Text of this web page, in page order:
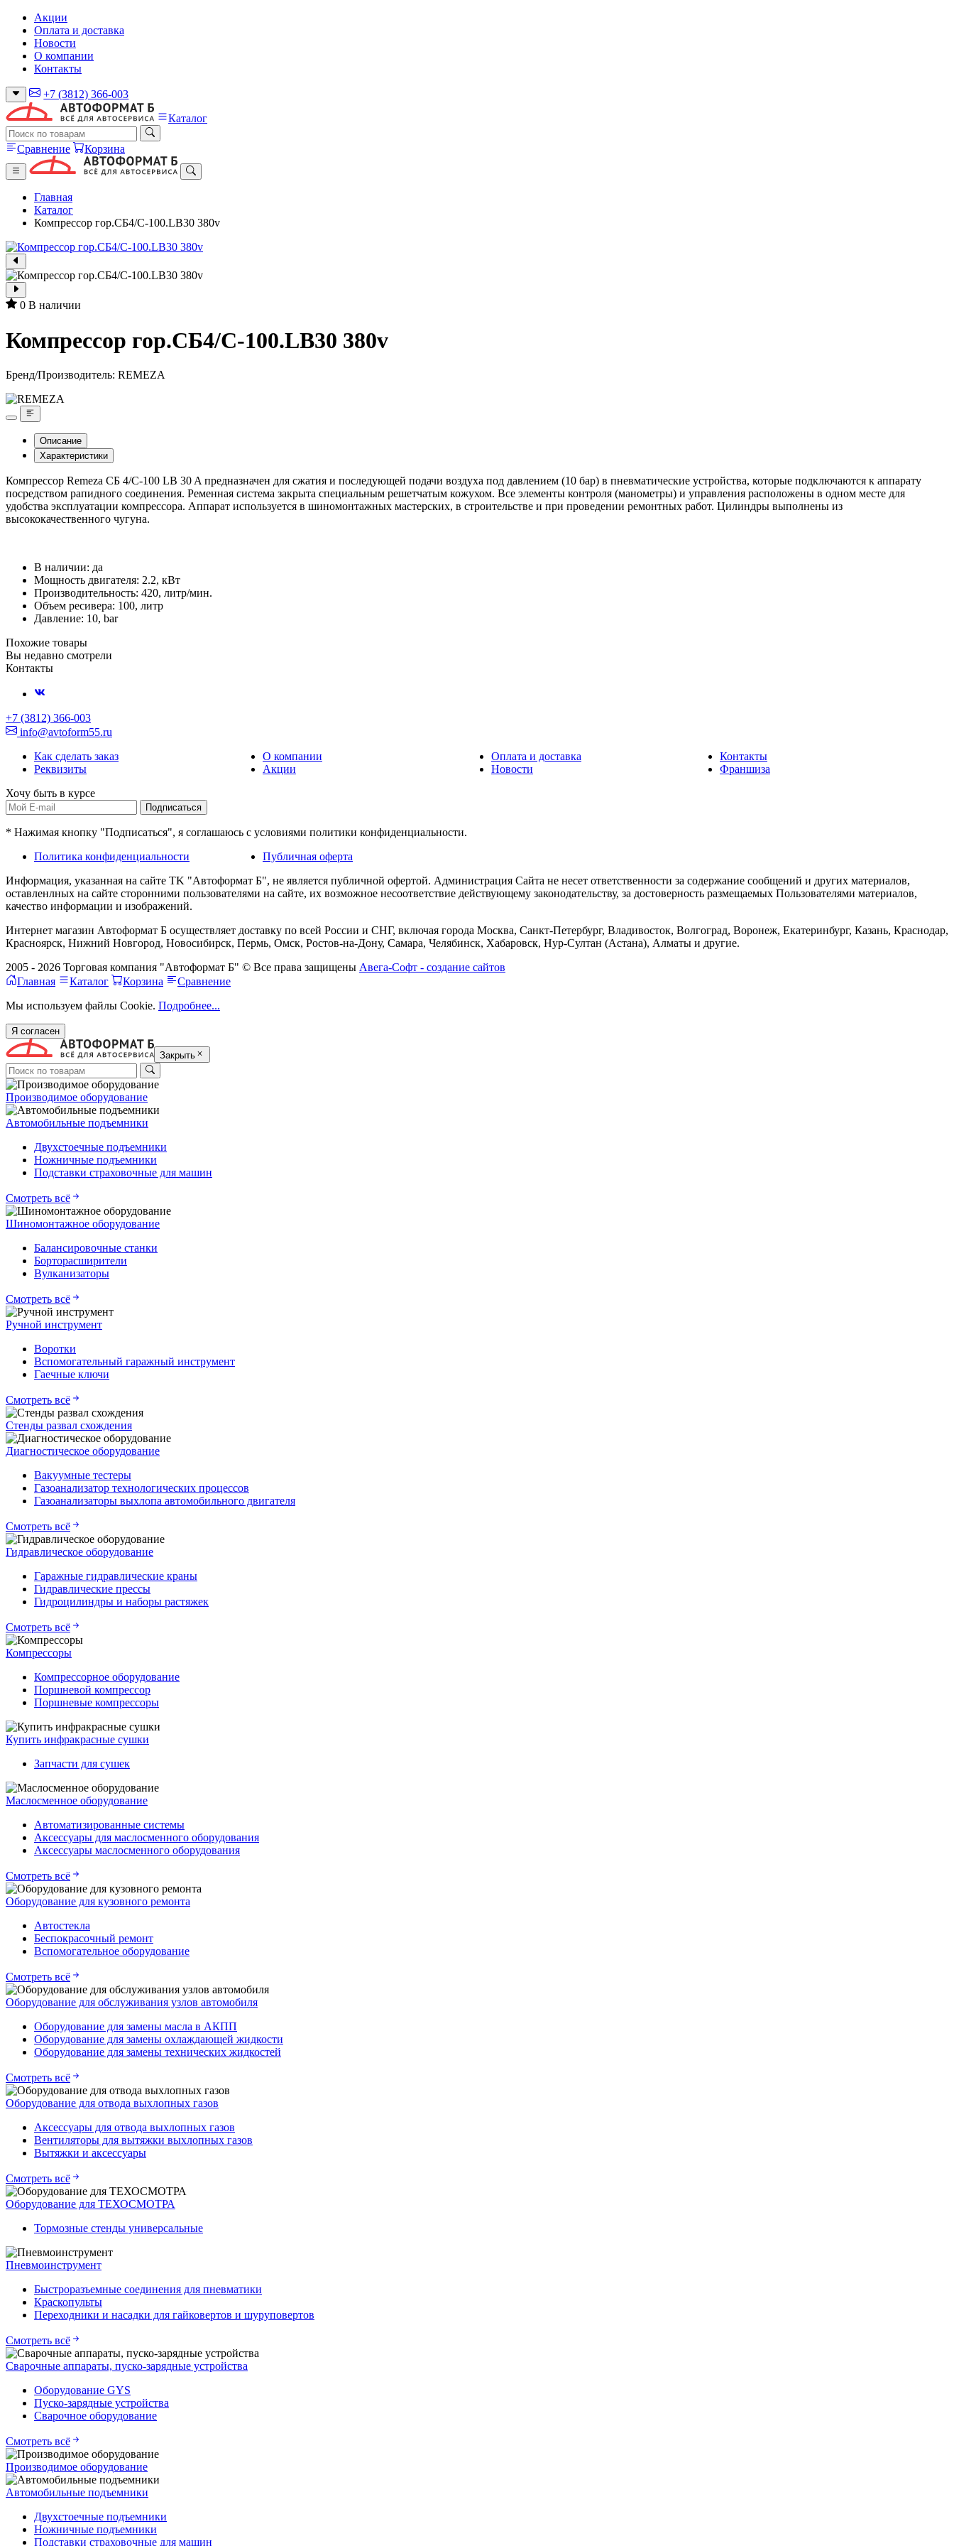
Акции
Оплата и доставка
Новости
О компании
Контакты
+7 (3812) 366-003
Каталог
Сравнение Корзина
Главная
Каталог
Компрессор гор.СБ4/С-100.LB30 380v
0 В наличии
Компрессор гор.СБ4/С-100.LB30 380v
Бренд/Производитель: REMEZA
Описание
Характеристики
Компрессор Remeza СБ 4/С-100 LB 30 A предназначен для сжатия и последующей подачи воздуха под давлением (10 бар) в пневматические устройства, которые подключаются к аппарату
посредством рапидного соединения. Ременная система закрыта специальным решетчатым кожухом. Все элементы контроля (манометры) и управления расположены в одном месте для
удобства эксплуатации компрессора. Аппарат используется в шиномонтажных мастерских, в строительстве и при проведении ремонтных работ. Цилиндры выполнены из
высококачественного чугуна.
В наличии: да
Мощность двигателя: 2.2, кВт
Производительность: 420, литр/мин.
Объем ресивера: 100, литр
Давление: 10, bar
Похожие товары
Вы недавно смотрели
Контакты
+7 (3812) 366-003
info@avtoform55.ru
Как сделать заказ
О компании Оплата и доставка
Контакты
Реквизиты
Акции Новости
Франшиза
Хочу быть в курсе
Подписаться
* Нажимая кнопку "Подписаться", я соглашаюсь с условиями политики конфиденциальности.
Политика конфиденциальности
Публичная оферта
Информация, указанная на сайте TK "Автоформат Б", не является публичной офертой. Администрация Сайта не несет ответственности за содержание сообщений и других материалов,
оставленлных на сайте сторонними пользователями на сайте, их возможное несоответствие действующему законодательству, за достоверность размещаемых Пользователями материалов,
качество информации и изображений.
Интернет магазин Автоформат Б осуществляет доставку по всей России и СНГ, включая города Москва, Санкт-Петербург, Владивосток, Волгоград, Воронеж, Екатеринбург, Казань, Краснодар,
Красноярск, Нижний Новгород, Новосибирск, Пермь, Омск, Ростов-на-Дону, Самара, Челябинск, Хабаровск, Нур-Султан (Астана), Алматы и другие.
2005 - 2026 Торговая компания "Автоформат Б" © Все права защищены Авега-Софт - создание сайтов
Главная
Каталог Корзина
Сравнение
Мы используем файлы Cookie. Подробнее...
Я согласен
Закрыть
Производимое оборудование
Автомобильные подъемники
Двухстоечные подъемники
Ножничные подъемники
Подставки страховочные для машин
Смотреть всё
Шиномонтажное оборудование
Балансировочные станки
Борторасширители
Вулканизаторы
Смотреть всё
Ручной инструмент
Воротки
Вспомогательный гаражный инструмент
Гаечные ключи
Смотреть всё
Стенды развал схождения
Диагностическое оборудование
Вакуумные тестеры
Газоанализатор технологических процессов
Газоанализаторы выхлопа автомобильного двигателя
Смотреть всё
Гидравлическое оборудование
Гаражные гидравлические краны
Гидравлические прессы
Гидроцилиндры и наборы растяжек
Смотреть всё
Компрессоры
Компрессорное оборудование
Поршневой компрессор
Поршневые компрессоры
Купить инфракрасные сушки
Запчасти для сушек
Маслосменное оборудование
Автоматизированные системы
Аксессуары для маслосменного оборудования
Аксессуары маслосменного оборудования
Смотреть всё
Оборудование для кузовного ремонта
Автостекла
Беспокрасочный ремонт
Вспомогательное оборудование
Смотреть всё
Оборудование для обслуживания узлов автомобиля
Оборудование для замены масла в АКПП
Оборудование для замены охлаждающей жидкости
Оборудование для замены технических жидкостей
Смотреть всё
Оборудование для отвода выхлопных газов
Аксессуары для отвода выхлопных газов
Вентиляторы для вытяжки выхлопных газов
Вытяжки и аксессуары
Смотреть всё
Оборудование для ТЕХОСМОТРА
Тормозные стенды универсальные
Пневмоинструмент
Быстроразъемные соединения для пневматики
Краскопульты
Переходники и насадки для гайковертов и шуруповертов
Смотреть всё
Сварочные аппараты, пуско-зарядные устройства
Оборудование GYS
Пуско-зарядные устройства
Сварочное оборудование
Смотреть всё
Производимое оборудование
Автомобильные подъемники
Двухстоечные подъемники
Ножничные подъемники
Подставки страховочные для машин